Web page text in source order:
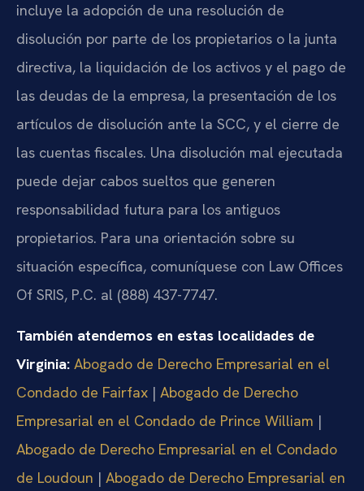
incluye la adopción de una resolución de
disolución por parte de los propietarios o la junta
directiva, la liquidación de los activos y el pago de
las deudas de la empresa, la presentación de los
artículos de disolución ante la SCC, y el cierre de
las cuentas fiscales. Una disolución mal ejecutada
puede dejar cabos sueltos que generen
responsabilidad futura para los antiguos
propietarios. Para una orientación sobre su
situación específica, comuníquese con Law Offices
Of SRIS, P.C. al (888) 437-7747.
También atendemos en estas localidades de
Virginia: Abogado de Derecho Empresarial en el
Condado de Fairfax | Abogado de Derecho
Empresarial en el Condado de Prince William |
Abogado de Derecho Empresarial en el Condado
de Loudoun | Abogado de Derecho Empresarial en